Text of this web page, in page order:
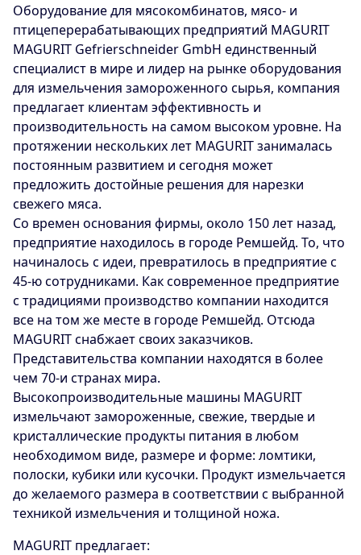
Оборудование для мясокомбинатов, мясо- и
птицеперерабатывающих предприятий MAGURIT
MAGURIT Gefrierschneider GmbH единственный
специалист в мире и лидер на рынке оборудования
для измельчения замороженного сырья, компания
предлагает клиентам эффективность и
производительность на самом высоком уровне. На
протяжении нескольких лет MAGURIT занималась
постоянным развитием и сегодня может
предложить достойные решения для нарезки
свежего мяса.
Со времен основания фирмы, около 150 лет назад,
предприятие находилось в городе Ремшейд. То, что
начиналось с идеи, превратилось в предприятие с
45-ю сотрудниками. Как современное предприятие
с традициями производство компании находится
все на том же месте в городе Ремшейд. Отсюда
MAGURIT снабжает своих заказчиков.
Представительства компании находятся в более
чем 70-и странах мира.
Высокопроизводительные машины MAGURIT
измельчают замороженные, свежие, твердые и
кристаллические продукты питания в любом
необходимом виде, размере и форме: ломтики,
полоски, кубики или кусочки. Продукт измельчается
до желаемого размера в соответствии с выбранной
техникой измельчения и толщиной ножа.
MAGURIT предлагает: